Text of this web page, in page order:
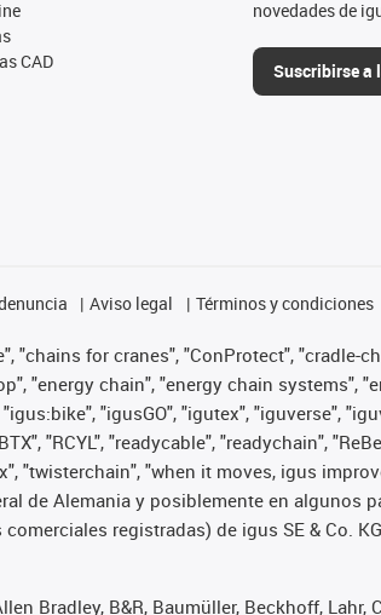
CAD
novedades de
Suscribirse a
Aviso legal Términos y condiciones
"chains for cranes", "ConProtect", "cradle-
"energy chain", "energy chain systems",
"igusGO", "igutex", "iguverse",
"RCYL", "readycable", "readychain",
"twisterchain", "when it moves, igus
de Alemania y posiblemente en algunos
registradas) de igus SE & Co.
Bradley, B&R, Baumüller, Beckhoff, Lahr,